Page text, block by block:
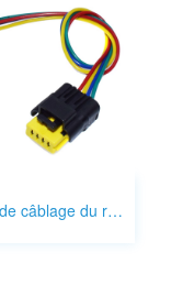
faisceau de câblage du réservoir de carburant